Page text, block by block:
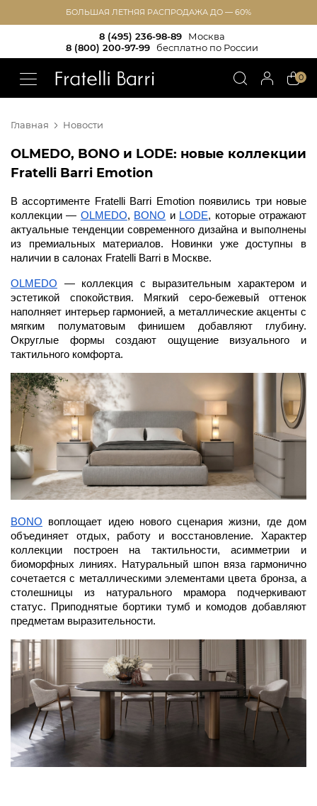
БОЛЬШАЯ ЛЕТНЯЯ РАСПРОДАЖА ДО — 60%
8 (495) 236-98-89
Москва
8 (800) 200-97-99
бесплатно по России
0
Главная Новости
OLMEDO, BONO и LODE: новые коллекции
Fratelli Barri Emotion
В ассортименте Fratelli Barri Emotion появились три новые
коллекции — OLMEDO, BONO и LODE, которые отражают
актуальные тенденции современного дизайна и выполнены
из премиальных материалов. Новинки уже доступны в
наличии в салонах Fratelli Barri в Москве.
OLMEDO — коллекция с выразительным характером и
эстетикой спокойствия. Мягкий серо-бежевый оттенок
наполняет интерьер гармонией, а металлические акценты с
мягким полуматовым финишем добавляют глубину.
Округлые формы создают ощущение визуального и
тактильного комфорта.
BONO воплощает идею нового сценария жизни, где дом
объединяет отдых, работу и восстановление. Характер
коллекции построен на тактильности, асимметрии и
биоморфных линиях. Натуральный шпон вяза гармонично
сочетается с металлическими элементами цвета бронза, а
столешницы из натурального мрамора подчеркивают
статус. Приподнятые бортики тумб и комодов добавляют
предметам выразительности.